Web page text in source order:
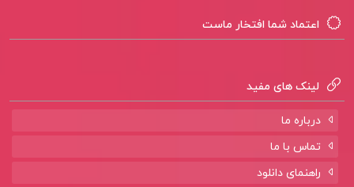
اعتماد شما افتخار ماست
لینک های مفید
درباره ما
تماس با ما
راهنمای دانلود